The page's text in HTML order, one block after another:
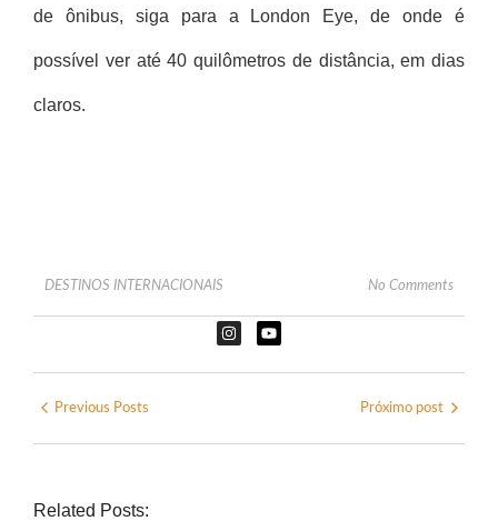
de ônibus, siga para a London Eye, de onde é
possível ver até 40 quilômetros de distância, em dias
claros.
DESTINOS INTERNACIONAIS No Comments
Previous Posts Próximo post
Related Posts: